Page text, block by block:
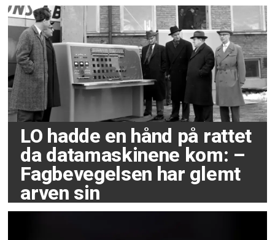
LO hadde en hånd på rattet
da datamaskinene kom: –
Fagbevegelsen har glemt
arven sin